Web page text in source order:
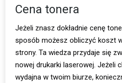
Cena tonera
Jeżeli znasz dokładnie cenę
sposób możesz obliczyć koszt
strony. Ta wiedza przydaje się
nowej drukarki laserowej. Jeżeli
wydajna w twoim biurze,